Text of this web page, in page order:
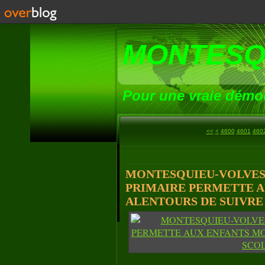
Pour une vraie
<< < 4600 4601
MONTESQUIEU-
PRIMAIRE PERMETTE
ALENTOURS DE